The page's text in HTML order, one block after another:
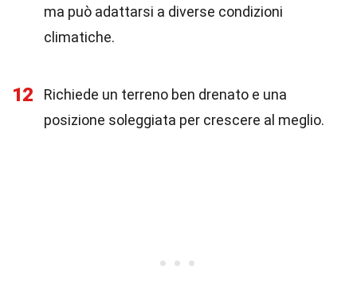
ma può adattarsi a diverse condizioni
climatiche.
12
Richiede un terreno ben drenato e una
posizione soleggiata per crescere al meglio.